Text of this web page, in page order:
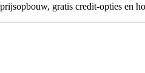
gratis credit-opties en